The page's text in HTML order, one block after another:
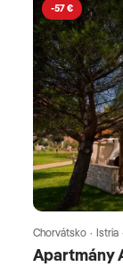
-57 €
Apartmány
Chorvátsko · Istria